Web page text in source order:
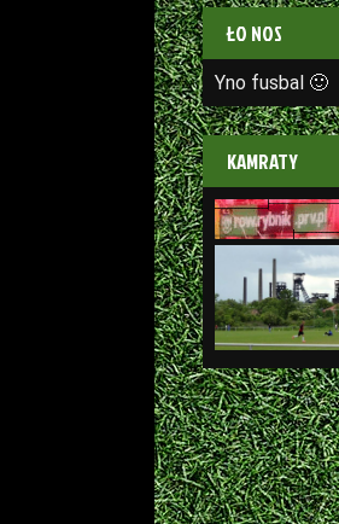
ŁO NOS
Yno fusbal 🙂
KAMRATY